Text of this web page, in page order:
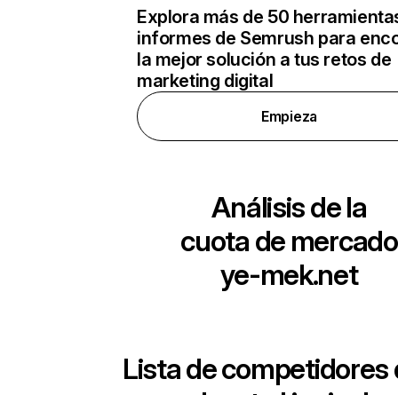
Explora más de 50
informes de Semrush para
la mejor solución a tus retos de
marketing digital
Empieza
Análisis de la
cuota de mercado
ye-mek.net
Lista de competidores